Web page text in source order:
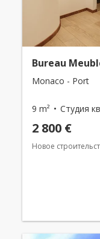
Bureau
Monaco - Port
9 m² Студия
2 800 €
Новое